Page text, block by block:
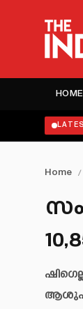
HOME
നാല്
Home /